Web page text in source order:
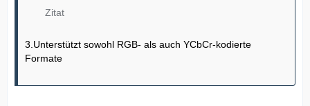
Zitat
3.Unterstützt sowohl RGB- als auch YCbCr-kodierte
Formate